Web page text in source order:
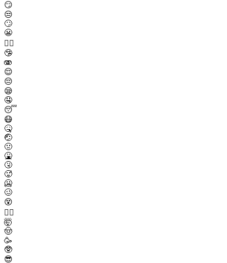
😏
😒
🙄
😬
😮‍💨
🤥
🫨
😌
😔
😪
🤤
😴
😷
🤒
🤕
🤢
🤮
🤧
🥵
🥶
🥴
😵
😵‍💫
🤯
🤠
🥳
🥸
😎